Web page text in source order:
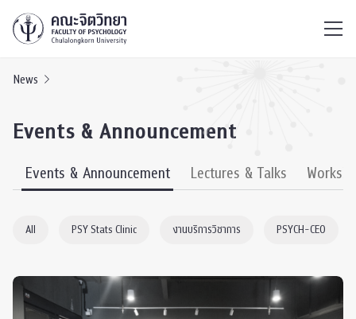
News
Events & Announcement
Events & Announcement Lectures & Talks
All PSY Stats Clinic งานบริการวิชาการ PSYCH-CEO